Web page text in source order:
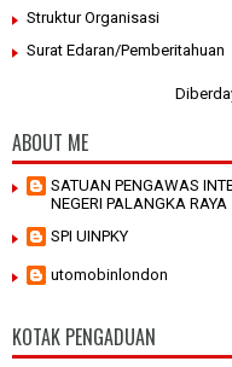
Struktur Organisasi
Surat Edaran/Pemberitahuan
ABOUT ME
SATUAN PENGAWAS
NEGERI PALANGKA RAYA
SPI UINPKY
utomobinlondon
KOTAK PENGADUAN